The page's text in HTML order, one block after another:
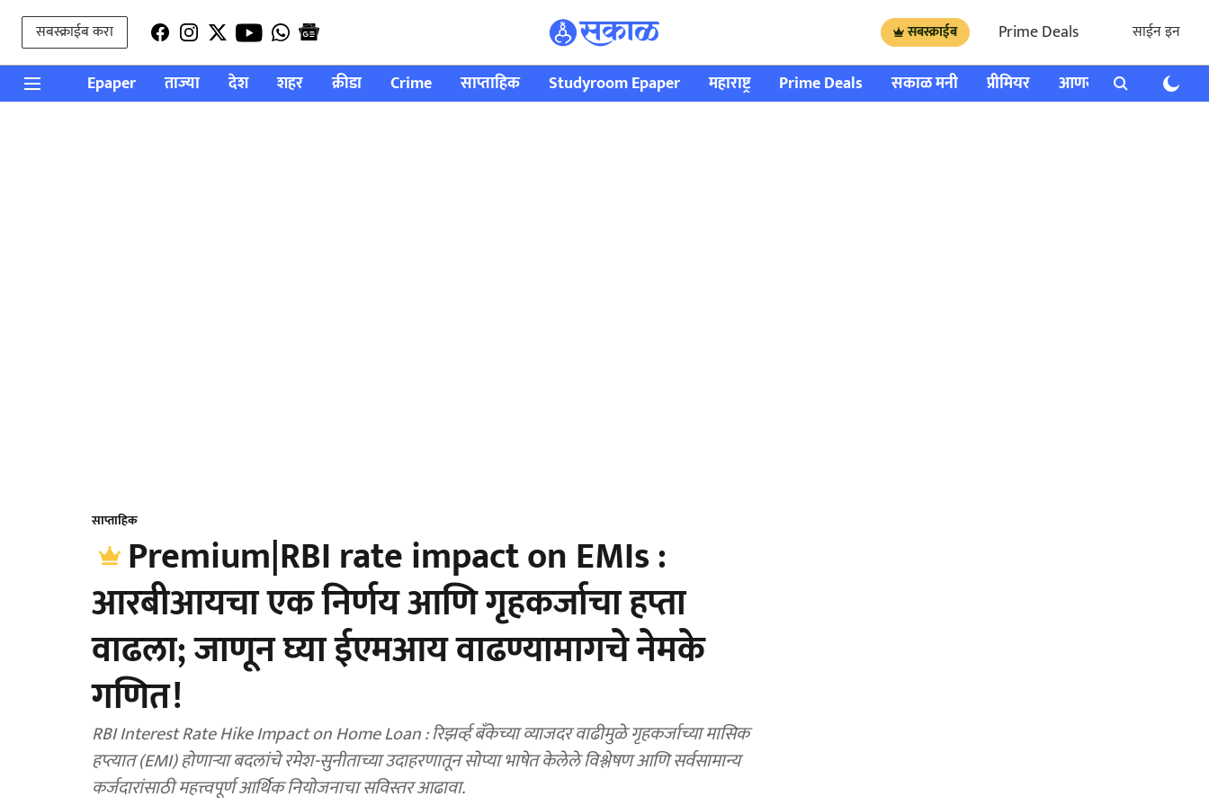
सबस्क्राईब करा सबस्क्राईब Prime Deals साईन इन
Epaper ताज्या देश शहर क्रीडा Crime साप्ताहिक Studyroom Epaper महाराष्ट्र Prime Deals सकाळ मनी प्रीमियर आणखी राशी भविष्य
साप्ताहिक
Premium|RBI rate impact on EMIs :
आरबीआयचा एक निर्णय आणि गृहकर्जाचा हप्ता
वाढला; जाणून घ्या ईएमआय वाढण्यामागचे नेमके
गणित!
RBI Interest Rate Hike Impact on Home Loan : रिझर्व्ह बँकेच्या व्याजदर वाढीमुळे गृहकर्जाच्या मासिक
हप्त्यात (EMI) होणाऱ्या बदलांचे रमेश-सुनीताच्या उदाहरणातून सोप्या भाषेत केलेले विश्लेषण आणि सर्वसामान्य
कर्जदारांसाठी महत्त्वपूर्ण आर्थिक नियोजनाचा सविस्तर आढावा.